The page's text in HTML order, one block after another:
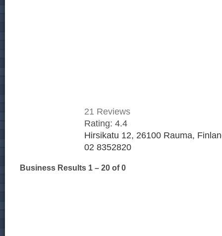
21 Reviews
Rating: 4.4
Hirsikatu 12, 26100 Rauma,
02 8352820
Business Results 1 – 20 of 0